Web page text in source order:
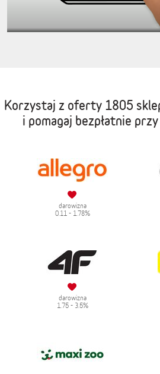
Korzystaj z oferty 1805
i pomagaj bezpłatnie
darowizna
0.11 - 1.78%
darowizna
1.75 - 3.5%